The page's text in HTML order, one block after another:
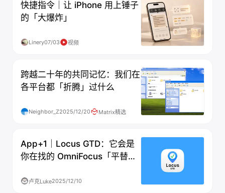
快捷指令｜让 iPhone 用上锤子
的「大爆炸」
Linery07/03 视频
跨越二十年的共同记忆：我们在
各平台都「折腾」过什么
Neighbor_Z2025/12/20 Matrix精选
App+1｜Locus GTD：它会是
你在找的 OmniFocus「平替」
卢克Luke2025/12/10